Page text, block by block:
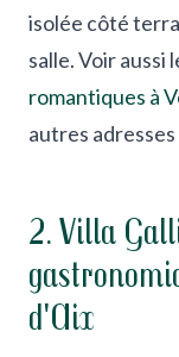
isolée côté
salle. Voir aussi
romantiques à
autres
2. Villa
d'Aix